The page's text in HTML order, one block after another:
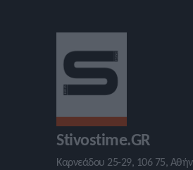
Stivostime.GR
Καρνεάδου 25-29, 106 75,